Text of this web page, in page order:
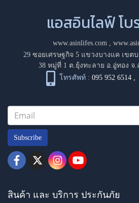
แอสอินไลฟ์ โบ
www.asinlifes.com,
29 ซอยเศรษฐกิจ 5 แขวงบางแค เขตบ
38 หมู่ที่ 1 ต.ยุ้งทะลาย อ.อู่ทอง จ
โทรศัพท์ : 095 952 6514
Subscribe
สินค้า และ บริการ ประกันภัย